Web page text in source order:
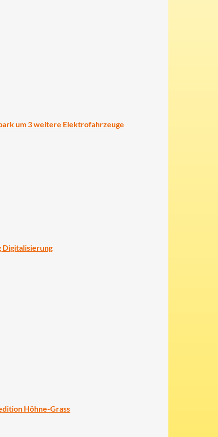
um 3 weitere Elektrofahrzeuge
Digitalisierung
Höhne-Grass